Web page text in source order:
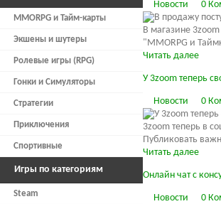
MMORPG и Тайм-карты
Экшены и шутеры
Ролевые игры (RPG)
Гонки и Симуляторы
Стратегии
Приключения
Спортивные
Игры по категориям
Steam
Новости 0
В магазине
"MMORPG и
Читать далее
У 3zoom теперь
Новости 0
3zoom теперь в
Публиковать
Читать далее
Онлайн чат с
Новости 0